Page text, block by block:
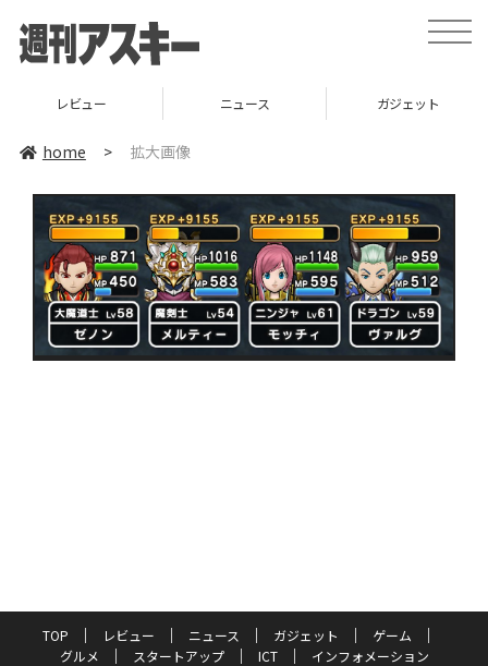
toggle
レビュー ニュース ガジェット
home > 拡大画像
TOP レビュー ニュース ガジェット
ゲーム
グルメ
スタートアップ ICT
インフォメーション